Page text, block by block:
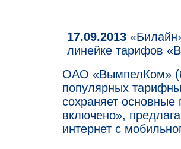
17.09.2013
линейке тарифов
ОАО «ВымпелКом»
популярных
сохраняет
включено»,
интернет с